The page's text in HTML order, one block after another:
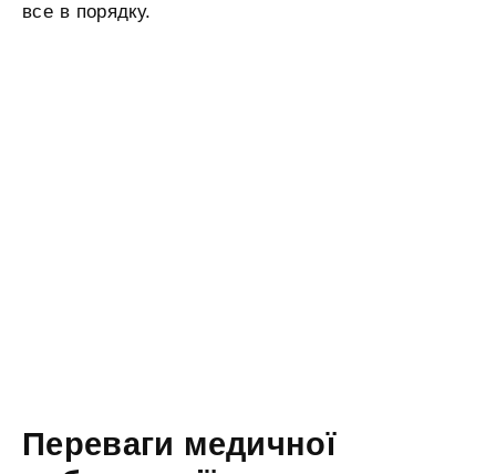
все в порядку.
Переваги медичної